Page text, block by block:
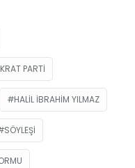
PARTI
HALIL İBRAHIM YILMAZ
SÖYLEŞI